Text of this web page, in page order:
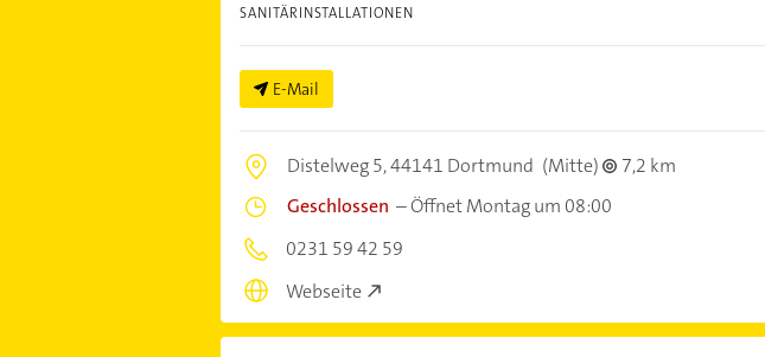
SANITÄRINSTALLATIONEN
E-Mail
Distelweg 5,44141 Dortmund (Mitte)
7,2 km
Geschlossen –Öffnet Montag um 08:00
0231 59 42 59
Webseite